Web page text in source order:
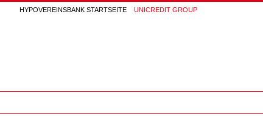
HYPOVEREINSBANK STARTSEITE UNICREDIT GROUP